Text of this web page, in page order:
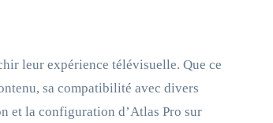
leur expérience télévisuelle. Que ce
sa compatibilité avec divers
et la configuration d’Atlas Pro sur